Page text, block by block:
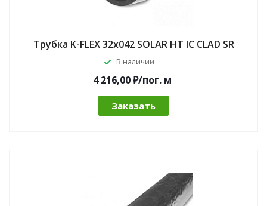
Трубка K-FLEX 32x042 SOLAR HT IC CLAD SR
В наличии
4 216,00 ₽/пог.м
Заказать